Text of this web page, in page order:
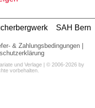
SAH Bern
& Zahlungsbedingungen
und Verlage | © 2006-2026 by
vorbehalten.